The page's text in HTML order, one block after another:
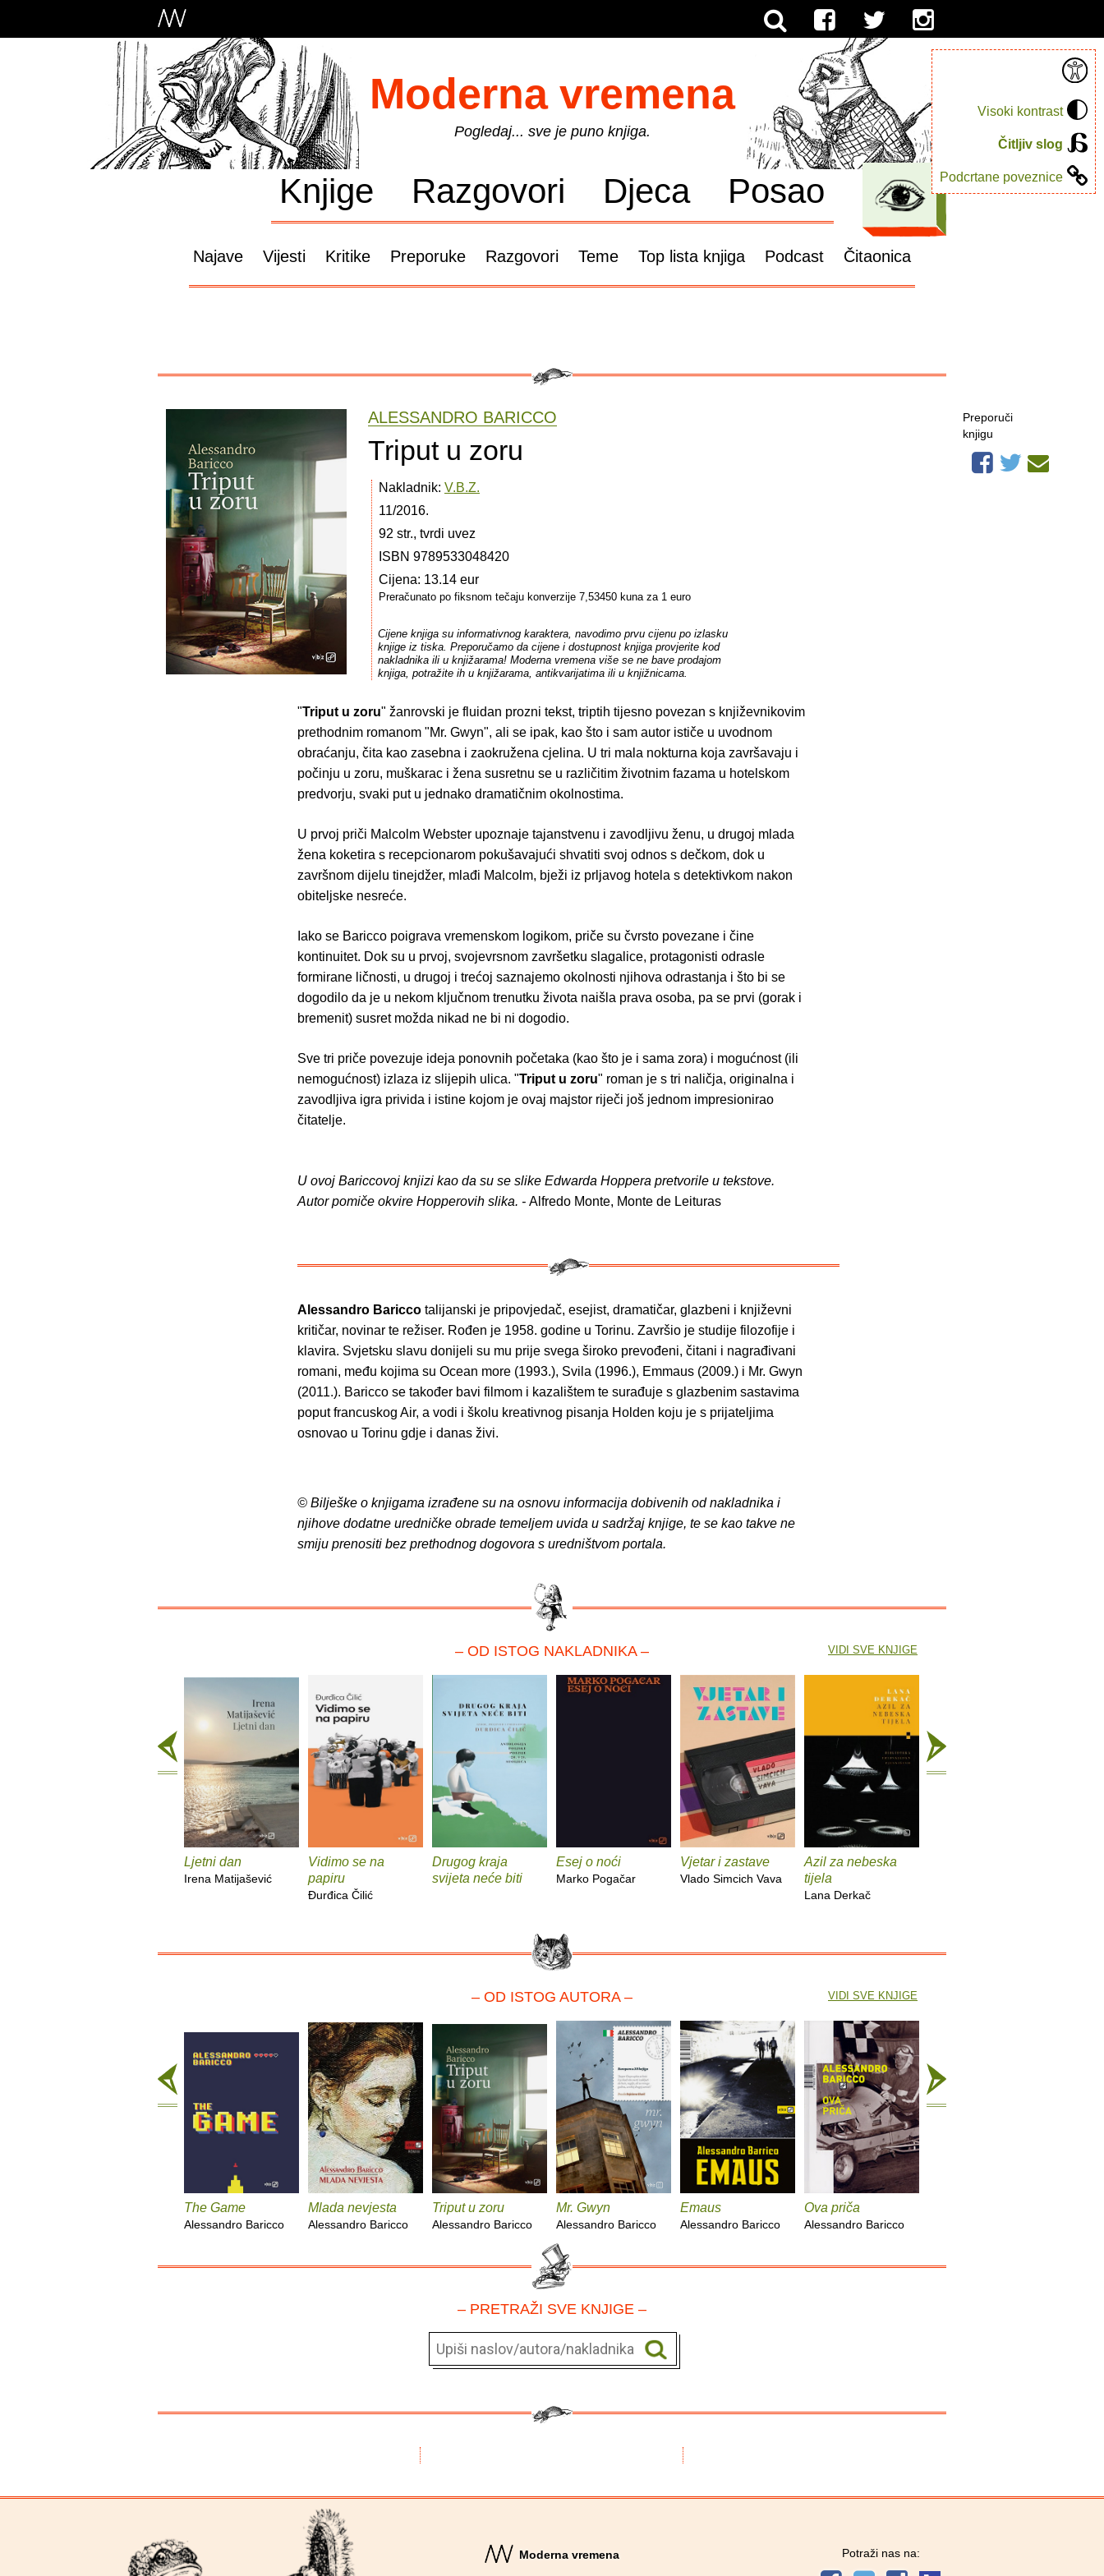
Visoki kontrast
Čitljiv slog
Podcrtane poveznice
Moderna vremena
Pogledaj... sve je puno knjiga.
Knjige Razgovori Djeca Posao
Najave Vijesti Kritike Preporuke Razgovori Teme Top lista knjiga Podcast Čitaonica
ALESSANDRO BARICCO
Triput u zoru
Nakladnik: V.B.Z.
11/2016.
92 str., tvrdi uvez
ISBN 9789533048420
Cijena: 13.14 eur
Preračunato po fiksnom tečaju konverzije 7,53450 kuna za 1 euro
Cijene knjiga su informativnog karaktera, navodimo prvu cijenu po izlasku
knjige iz tiska. Preporučamo da cijene i dostupnost knjiga provjerite kod
nakladnika ili u knjižarama! Moderna vremena više se ne bave prodajom
knjiga, potražite ih u knjižarama, antikvarijatima ili u knjižnicama.
"Triput u zoru" žanrovski je fluidan prozni tekst, triptih tijesno povezan s književnikovim
prethodnim romanom "Mr. Gwyn", ali se ipak, kao što i sam autor ističe u uvodnom
obraćanju, čita kao zasebna i zaokružena cjelina. U tri mala nokturna koja završavaju i
počinju u zoru, muškarac i žena susretnu se u različitim životnim fazama u hotelskom
predvorju, svaki put u jednako dramatičnim okolnostima.
U prvoj priči Malcolm Webster upoznaje tajanstvenu i zavodljivu ženu, u drugoj mlada
žena koketira s recepcionarom pokušavajući shvatiti svoj odnos s dečkom, dok u
završnom dijelu tinejdžer, mlađi Malcolm, bježi iz prljavog hotela s detektivkom nakon
obiteljske nesreće.
Iako se Baricco poigrava vremenskom logikom, priče su čvrsto povezane i čine
kontinuitet. Dok su u prvoj, svojevrsnom završetku slagalice, protagonisti odrasle
formirane ličnosti, u drugoj i trećoj saznajemo okolnosti njihova odrastanja i što bi se
dogodilo da je u nekom ključnom trenutku života naišla prava osoba, pa se prvi (gorak i
bremenit) susret možda nikad ne bi ni dogodio.
Sve tri priče povezuje ideja ponovnih početaka (kao što je i sama zora) i mogućnost (ili
nemogućnost) izlaza iz slijepih ulica. "Triput u zoru" roman je s tri naličja, originalna i
zavodljiva igra privida i istine kojom je ovaj majstor riječi još jednom impresionirao
čitatelje.
U ovoj Bariccovoj knjizi kao da su se slike Edwarda Hoppera pretvorile u tekstove.
Autor pomiče okvire Hopperovih slika. - Alfredo Monte, Monte de Leituras
Alessandro Baricco talijanski je pripovjedač, esejist, dramatičar, glazbeni i književni
kritičar, novinar te režiser. Rođen je 1958. godine u Torinu. Završio je studije filozofije i
klavira. Svjetsku slavu donijeli su mu prije svega široko prevođeni, čitani i nagrađivani
romani, među kojima su Ocean more (1993.), Svila (1996.), Emmaus (2009.) i Mr. Gwyn
(2011.). Baricco se također bavi filmom i kazalištem te surađuje s glazbenim sastavima
poput francuskog Air, a vodi i školu kreativnog pisanja Holden koju je s prijateljima
osnovao u Torinu gdje i danas živi.
© Bilješke o knjigama izrađene su na osnovu informacija dobivenih od nakladnika i
njihove dodatne uredničke obrade temeljem uvida u sadržaj knjige, te se kao takve ne
smiju prenositi bez prethodnog dogovora s uredništvom portala.
Preporuči
knjigu
– OD ISTOG NAKLADNIKA –
Ljetni dan
Irena Matijašević
Vidimo se na
papiru
Đurđica Čilić
Drugog kraja
svijeta neće biti
Esej o noći
Marko Pogačar
Vjetar i zastave
Vlado Simcich Vava
Azil za nebeska
tijela
Lana Derkač
VIDI SVE KNJIGE
– OD ISTOG AUTORA –
The Game
Alessandro Baricco
Mlada nevjesta
Alessandro Baricco
Triput u zoru
Alessandro Baricco
Mr. Gwyn
Alessandro Baricco
Emaus
Alessandro Baricco
Ova priča
Alessandro Baricco
VIDI SVE KNJIGE
– PRETRAŽI SVE KNJIGE –
Moderna vremena Potraži nas na: